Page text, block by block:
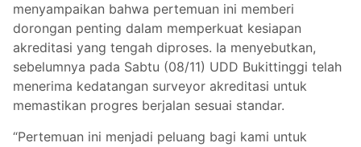
menyampaikan bahwa pertemuan ini memberi
dorongan penting dalam memperkuat kesiapan
akreditasi yang tengah diproses. Ia menyebutkan,
sebelumnya pada Sabtu (08/11) UDD Bukittinggi telah
menerima kedatangan surveyor akreditasi untuk
memastikan progres berjalan sesuai standar.
“Pertemuan ini menjadi peluang bagi kami untuk